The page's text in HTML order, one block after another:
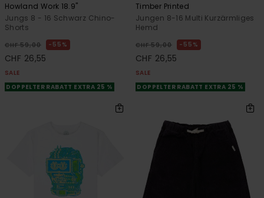
Howland Work 18.9"
Jungs 8 - 16 Schwarz Chino-
Shorts
CHF 59,00 55%
CHF 26,55
SALE
DOPPELTER RABATT EXTRA 25 %
Timber Printed
Jungen 8-16 Multi Kurzärmliges
Hemd
CHF 59,00 55%
CHF 26,55
SALE
DOPPELTER RABATT EXTRA 25 %